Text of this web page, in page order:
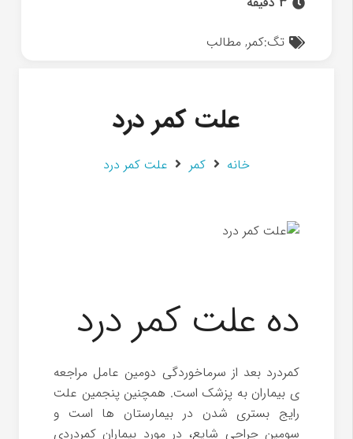
تگ:کمر,مطالب
علت کمر درد
خانه کمر علت کمر درد
ده علت کمر درد
کمردرد بعد از سرماخوردگی دومین عامل مراجعه
ی بیماران به پزشک است. همچنین پنجمین علت
رایج بستری شدن در بیمارستان ها است و
سومین جراحی شایع، در مورد بیماران کمردردی